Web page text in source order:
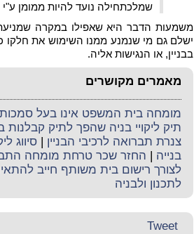
שמלכתחילה נועד להיות ממומן ע"י
משמעות הדבר היא שאפילו במקרה
ישלם גם מי שנמנע ממנו השימוש את חלקו
בבניין, או הנגישות אליה.
מאמרים מקושרים
מומחה בית המשפט אינו בעל
תיק ליקויי בניה שהפך לתיק
צנרת תברואה לרכיבי הבניין | סיווג
בנייה | החזר שכר טרחת מומחה
לצורך רישום בית משותף חייב
לתכנון ולבניה
Tweet